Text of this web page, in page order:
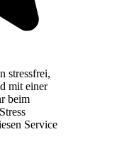
stressfrei,
mit einer
beim
Service